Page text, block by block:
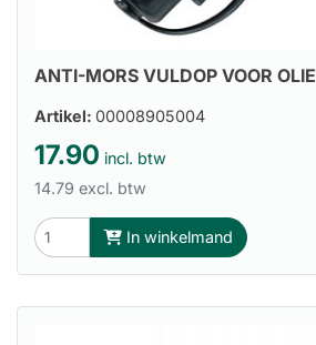
ANTI-MORS VULDOP VOOR OLIE
Artikel: 00008905004
17.90 incl. btw
14.79 excl. btw
In winkelmand